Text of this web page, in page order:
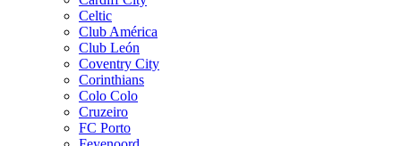
Celtic
Club América
Club León
Coventry City
Corinthians
Colo Colo
Cruzeiro
FC Porto